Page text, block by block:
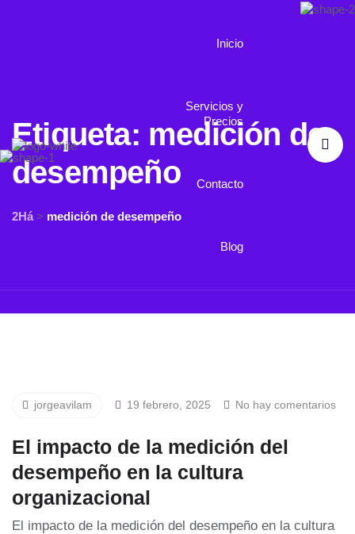
Inicio
Servicios y
Precios
Contacto
Blog
Etiqueta: medición de
desempeño
2Há > medición de desempeño
jorgeavilam 19 febrero, 2025 No hay comentarios
El impacto de la medición del
desempeño en la cultura
organizacional
El impacto de la medición del desempeño en la cultura